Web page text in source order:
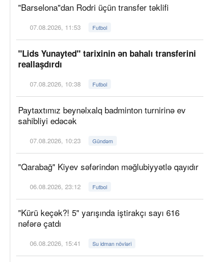
"Barselona"dan Rodri üçün transfer təklifi
07.08.2026, 11:53 Futbol
"Lids Yunayted" tarixinin ən bahalı transferini
reallaşdırdı
07.08.2026, 10:38 Futbol
Paytaxtımız beynəlxalq badminton turnirinə ev
sahibliyi edəcək
07.08.2026, 10:23 Gündəm
"Qarabağ" Kiyev səfərindən məğlubiyyətlə qayıdır
06.08.2026, 23:12 Futbol
"Kürü keçək?! 5" yarışında iştirakçı sayı 616
nəfərə çatdı
06.08.2026, 15:41 Su idman növləri